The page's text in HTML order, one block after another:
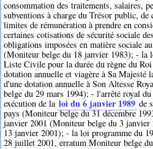
consommation des traitements, salaires,
subventions à charge du Trésor public, de
limites de rémunération à prendre en
certaines cotisations de sécurité sociale
obligations imposées en matière sociale
(Moniteur belge du 18 janvier 1983); - la
Liste Civile pour la durée du règne du
dotation annuelle et viagère à Sa
d'une dotation annuelle à Son Altesse
belge du 29 mars 1994); - l'arrêté royal
exécution de la loi du 6 janvier 1989 de
pays (Moniteur belge du 31 décembre
janvier 2001 (Moniteur belge du 3
13 janvier 2001); - la loi programme du
28 juillet 2001, erratum Moniteur belge